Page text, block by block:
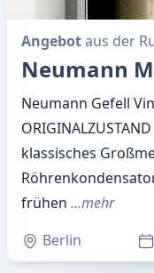
Angebotaus der
Neumann
Neumann Gefell
klassisches
frühen …mehr
Berlin